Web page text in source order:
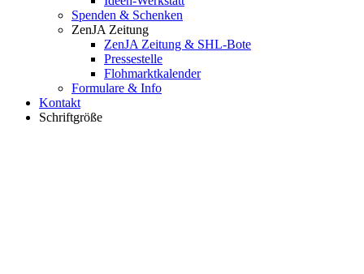
Spenden & Schenken
ZenJA Zeitung
ZenJA Zeitung & SHL-Bote
Pressestelle
Flohmarktkalender
Formulare & Info
Kontakt
Schriftgröße